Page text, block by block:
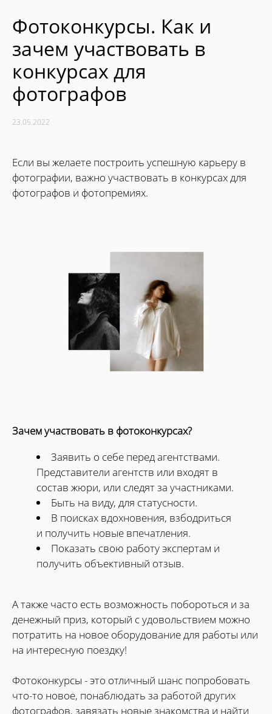
Фотоконкурсы. Как и
зачем участвовать в
конкурсах для
фотографов
23.05.2022
Если вы желаете построить успешную карьеру в
фотографии, важно участвовать в конкурсах для
фотографов и фотопремиях.
Зачем участвовать в фотоконкурсах?
Заявить о себе перед агентствами.
Представители агентств или входят в
состав жюри, или следят за участниками.
Быть на виду, для статусности.
В поисках вдохновения, взбодриться
и получить новые впечатления.
Показать свою работу экспертам и
получить объективный отзыв.
А также часто есть возможность побороться и за
денежный приз, который с удовольствием можно
потратить на новое оборудование для работы или
на интересную поездку!
Фотоконкурсы - это отличный шанс попробовать
что-то новое, понаблюдать за работой других
фотографов, завязать новые знакомства и найти